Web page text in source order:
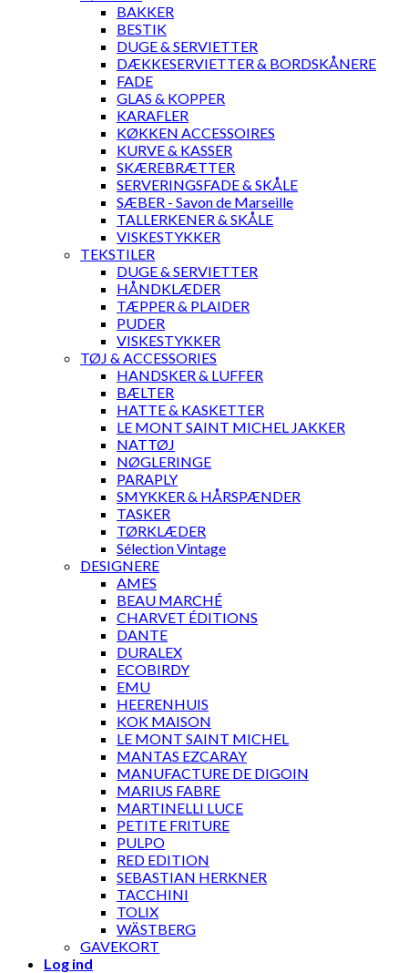
BAKKER
BESTIK
DUGE & SERVIETTER
DÆKKESERVIETTER & BORDSKÅNERE
FADE
GLAS & KOPPER
KARAFLER
KØKKEN ACCESSOIRES
KURVE & KASSER
SKÆREBRÆTTER
SERVERINGSFADE & SKÅLE
SÆBER - Savon de Marseille
TALLERKENER & SKÅLE
VISKESTYKKER
TEKSTILER
DUGE & SERVIETTER
HÅNDKLÆDER
TÆPPER & PLAIDER
PUDER
VISKESTYKKER
TØJ & ACCESSORIES
HANDSKER & LUFFER
BÆLTER
HATTE & KASKETTER
LE MONT SAINT MICHEL JAKKER
NATTØJ
NØGLERINGE
PARAPLY
SMYKKER & HÅRSPÆNDER
TASKER
TØRKLÆDER
Sélection Vintage
DESIGNERE
AMES
BEAU MARCHÉ
CHARVET ÉDITIONS
DANTE
DURALEX
ECOBIRDY
EMU
HEERENHUIS
KOK MAISON
LE MONT SAINT MICHEL
MANTAS EZCARAY
MANUFACTURE DE DIGOIN
MARIUS FABRE
MARTINELLI LUCE
PETITE FRITURE
PULPO
RED EDITION
SEBASTIAN HERKNER
TACCHINI
TOLIX
WÄSTBERG
GAVEKORT
Log ind